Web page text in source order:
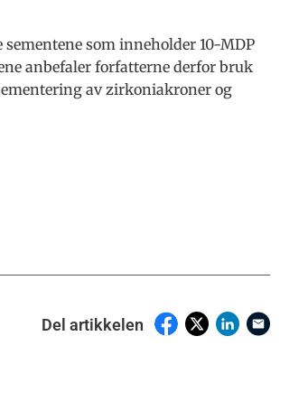
som inneholder 10-MDP
anbefaler forfatterne derfor bruk
av zirkoniakroner og
Del artikkelen